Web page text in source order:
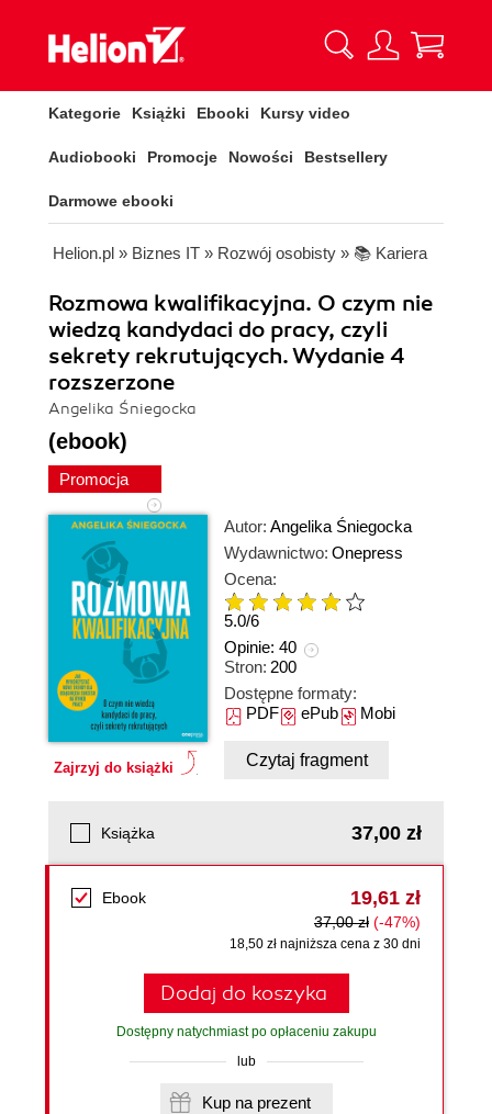
Kategorie Książki Ebooki Kursy video
Audiobooki Promocje Nowości Bestsellery
Darmowe ebooki
Helion.pl » Biznes IT » Rozwój osobisty » 📚 Kariera
Rozmowa kwalifikacyjna. O czym nie
wiedzą kandydaci do pracy, czyli
sekrety rekrutujących. Wydanie 4
rozszerzone
Angelika Śniegocka
(ebook)
Promocja
Zajrzyj do książki
Autor: Angelika Śniegocka
Wydawnictwo: Onepress
Ocena:
5.0/6
Opinie: 40
Stron: 200
Dostępne formaty:
PDFePubMobi
Czytaj fragment
Książka 37,00 zł
Ebook 19,61 zł
37,00 zł (-47%)
18,50 zł najniższa cena z 30 dni
Dodaj do koszyka
Dostępny natychmiast po opłaceniu zakupu
lub
Kup na prezent